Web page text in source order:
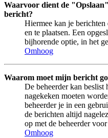
Waarvoor dient de
bericht?
Hiermee kan je berichten
en te plaatsen. Een
bijhorende optie, in het
Omhoog
Waarom moet mijn bericht
De beheerder kan beslist
nagekeken moeten
beheerder je in een
de berichten altijd
op met de beheerder
Omhoog